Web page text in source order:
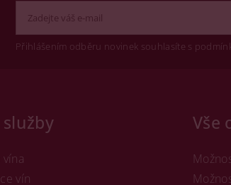
Přihlášením odběru novinek souhlasíte s
vína
vín
Vše